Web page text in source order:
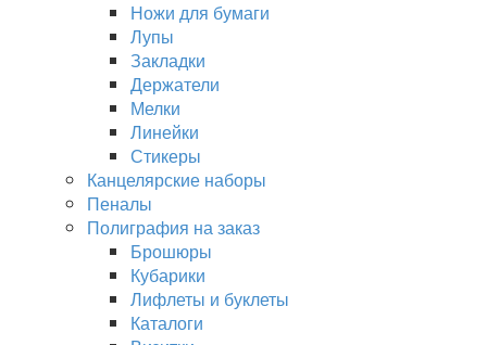
Ножи для бумаги
Лупы
Закладки
Держатели
Мелки
Линейки
Стикеры
Канцелярские наборы
Пеналы
Полиграфия на заказ
Брошюры
Кубарики
Лифлеты и буклеты
Каталоги